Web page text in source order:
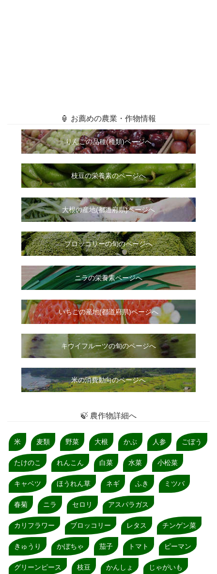
🏮 お薦めの農業・作物情報
りんごの品種(種類)ページへ
枝豆の栄養素のページへ
大根の産地(都道府県)ページへ
ブロッコリーの旬のページへ
ニラの栄養素ページへ
いちごの産地(都道府県)ページへ
キウイフルーツの旬のページへ
米の消費動向のページへ
🍃 農作物詳細へ
米 麦類 野菜 大根 かぶ 人参 ごぼう
たけのこ れんこん 白菜 水菜 小松菜
キャベツ ほうれん草 ネギ ふき ミツバ
春菊 ニラ セロリ アスパラガス
カリフラワー ブロッコリー レタス チンゲン菜
きゅうり かぼちゃ 茄子 トマト ピーマン
グリーンピース 枝豆 かんしょ じゃがいも